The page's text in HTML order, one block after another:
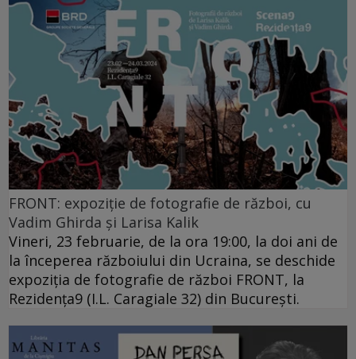
FRONT: expoziție de fotografie de război, cu
Vadim Ghirda și Larisa Kalik
Vineri, 23 februarie, de la ora 19:00, la doi ani de
la începerea războiului din Ucraina, se deschide
expoziția de fotografie de război FRONT, la
Rezidența9 (I.L. Caragiale 32) din București.